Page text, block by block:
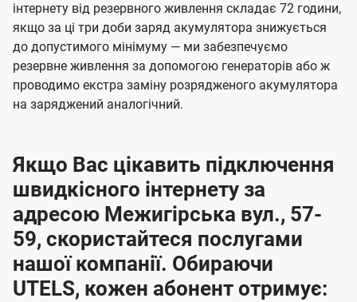
інтернету від резервного живлення складає 72 години,
якщо за ці три доби заряд акумулятора знижується
до допустимого мінімуму — ми забезпечуємо
резервне живлення за допомогою генераторів або ж
проводимо екстра заміну розрядженого акумулятора
на заряджений аналогічний.
Якщо Вас цікавить підключення
швидкісного інтернету за
адресою Межигірська вул., 57-
59, скористайтеся послугами
нашої компанії. Обираючи
UTELS, кожен абонент отримує: